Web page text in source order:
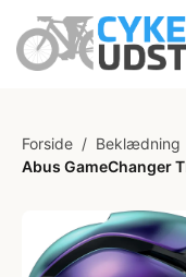
Forside / Beklædning
Abus GameChanger